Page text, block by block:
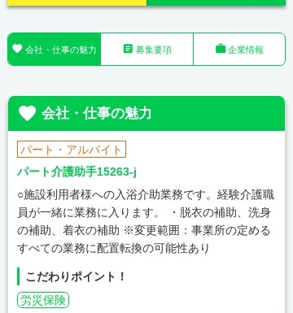
 会社・仕事の魅力  募集要項 企業情報
 会社・仕事の魅力
パート・アルバイト
パート介護助手15263-j
○施設利用者様への入浴介助業務です。経験介護職
員が一緒に業務に入ります。 ・脱衣の補助、洗身
の補助、着衣の補助 ※変更範囲：事業所の定める
すべての業務に配置転換の可能性あり
こだわりポイント！
労災保険